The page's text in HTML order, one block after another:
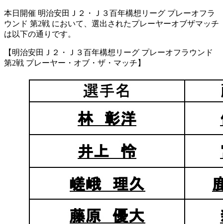
本日開催 明治安田Ｊ２・Ｊ３百年構想リーグ プレーオフラ
ウンド 第2戦 において、選出されたプレーヤーオブザマッチ
は以下の通りです。
【明治安田Ｊ２・Ｊ３百年構想リーグ プレーオフラウンド
第2戦 プレーヤー・オブ・ザ・マッチ】